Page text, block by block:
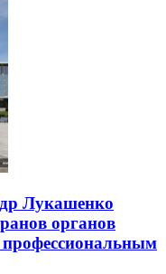
Лукашенко
органов
профессиональным